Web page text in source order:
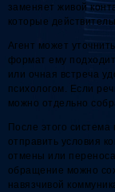
заменяет живой
которые
Агент может
формат ему
или очная встреча
психологом. Если
можно отдельно
После этого система
отправить условия
отмены или
обращение можно
навязчивой